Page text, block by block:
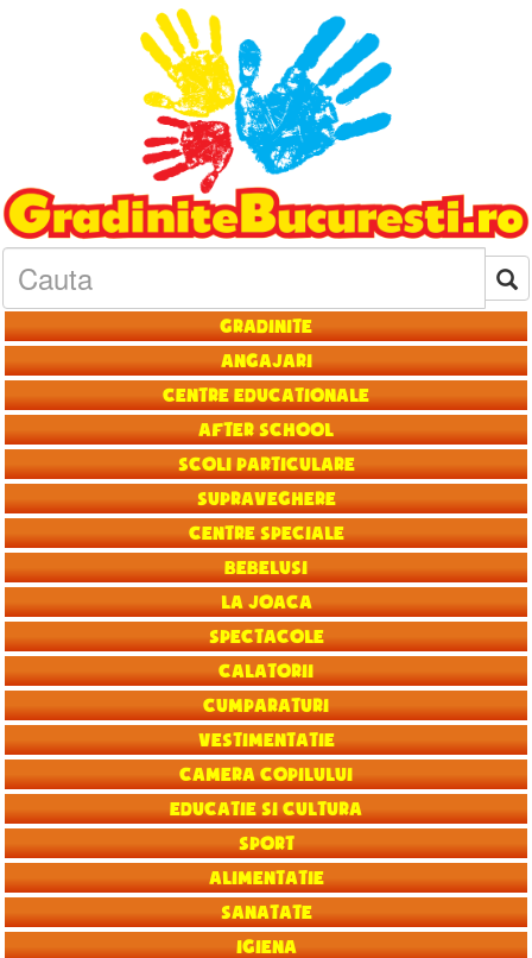
Gradinite
Angajari
Centre educationale
After School
Scoli particulare
Supraveghere
Centre speciale
Bebelusi
La joaca
Spectacole
Calatorii
Cumparaturi
Vestimentatie
Camera copilului
Educatie si Cultura
Sport
Alimentatie
Sanatate
Igiena